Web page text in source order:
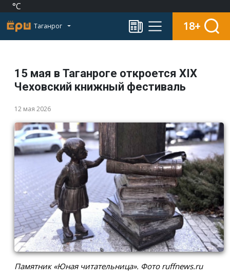
°C
Таганрог 18+
15 мая в Таганроге откроется XIX
Чеховский книжный фестиваль
12 мая 2026
Памятник «Юная читательница». Фото ruffnews.ru